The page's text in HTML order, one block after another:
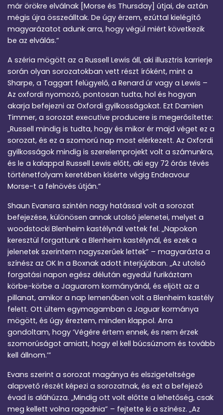
már örökre elválnak [Morse és Thursday] útjai, de aztán
mégis újra összeálltak. De úgy érzem, ezúttal kielégítő
magyarázatot adunk arra, hogy végül miért következik
be az elválás.”
A széria mögött az a Russell Lewis áll, aki illusztris karrierje
során olyan sorozatokban vett részt íróként, mint a
Sharpe, a Taggart felügyelő, a Renard úr vagy a Lewis –
Az oxfordi nyomozó, pontosan tudta, hol és hogyan
akarja befejezni az Oxfordi gyilkosságokat. Ezt Damien
Timmer, a sorozat executive producere is megerősítette:
„Russell mindig is tudta, hogy és mikor ér majd véget ez a
sorozat, és ez a szomorú nap most elérkezett. Az Oxfordi
gyilkosságok mindig is szerelemprojekt volt a számunkra,
és le a kalappal Russell Lewis előtt, aki egy 72 órás tévés
történetfolyam keretében kísérte végig Endeavour
Morse-t a felnövés útján.”
Shaun Evansra szintén nagy hatással volt a sorozat
befejezése, különösen annak utolsó jelenetei, melyet a
woodstocki Blenheim kastélynál vettek fel. „Napokon
keresztül forgattunk a Blenheim kastélynál, és ezek a
jelenetek szerintem nagyszerűek lettek” – magyarázta a
színész az OK In a Boxnak adott interjújában. „Az utolsó
forgatási napon egész délután egyedül furikáztam
körbe-körbe a Jaguarom kormányánál, és eljött az a
pillanat, amikor a nap lemenőben volt a Blenheim kastély
felett. Ott ültem egymagamban a Jaguar kormánya
mögött, és úgy éreztem, minden klappol. Arra
gondoltam, hogy ’Végére értem ennek, és nem érzek
szomorúságot amiatt, hogy el kell búcsúznom és tovább
kell állnom.’”
Evans szerint a sorozat magánya és elszigeteltsége
alapvető részét képezi a sorozatnak, és ezt a befejező
évad is aláhúzza. „Mindig ott volt előtte a lehetőség, csak
meg kellett volna ragadnia” – fejtette ki a színész. „Az